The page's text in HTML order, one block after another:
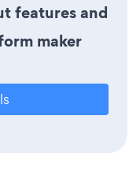
features and
maker